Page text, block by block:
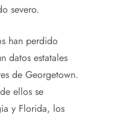
severo.
han perdido
datos estatales
de Georgetown.
ellos se
y Florida, los